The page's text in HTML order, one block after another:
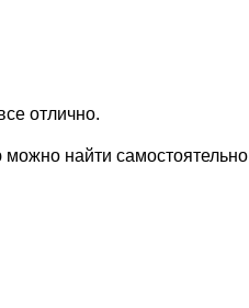
отлично.
найти самостоятельно